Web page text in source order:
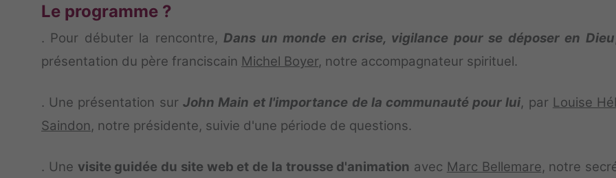
Le programme ?
. Pour débuter la rencontre,Dans un monde en crise, vigilance pour se déposer en Dieu
présentation du père franciscain Michel Boyer, notre accompagnateur spirituel.
. Une présentation sur John Main et l'importance de la communauté pour lui, par Louise
Saindon, notre présidente, suivie d'une période de questions.
. Une visite guidée du site web et de la trousse d'animation avec Marc Bellemare, notre